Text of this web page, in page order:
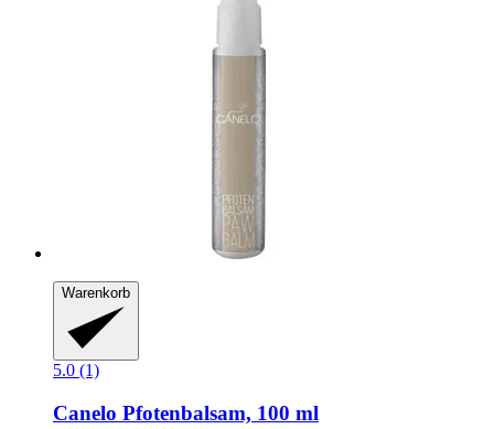
Warenkorb
5.0 (1)
Canelo Pfotenbalsam, 100 ml